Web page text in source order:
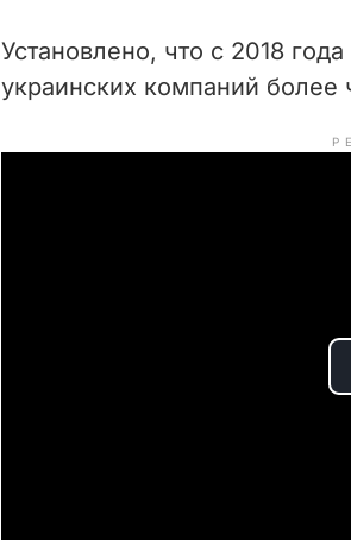
Установлено, что с 2018
украинских компаний более